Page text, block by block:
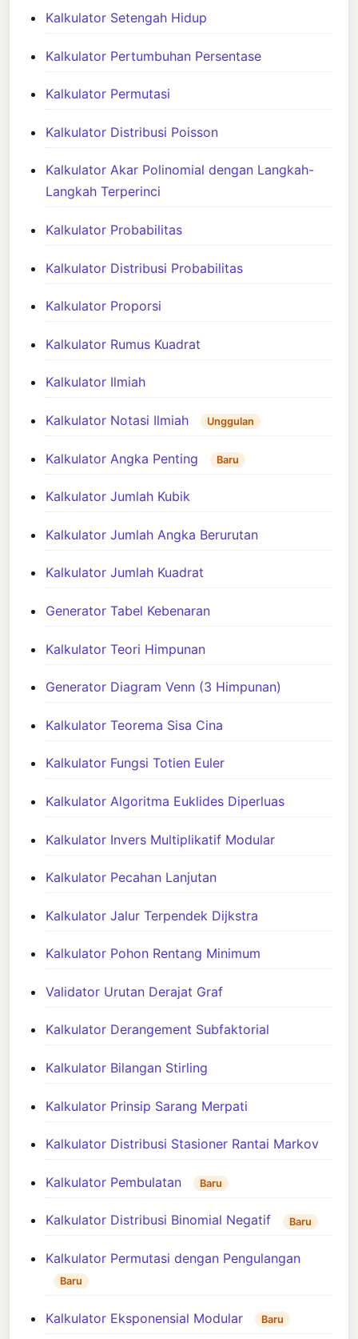
Kalkulator Setengah Hidup
Kalkulator Pertumbuhan Persentase
Kalkulator Permutasi
Kalkulator Distribusi Poisson
Kalkulator Akar Polinomial dengan Langkah-
Langkah Terperinci
Kalkulator Probabilitas
Kalkulator Distribusi Probabilitas
Kalkulator Proporsi
Kalkulator Rumus Kuadrat
Kalkulator Ilmiah
Kalkulator Notasi Ilmiah Unggulan
Kalkulator Angka Penting Baru
Kalkulator Jumlah Kubik
Kalkulator Jumlah Angka Berurutan
Kalkulator Jumlah Kuadrat
Generator Tabel Kebenaran
Kalkulator Teori Himpunan
Generator Diagram Venn (3 Himpunan)
Kalkulator Teorema Sisa Cina
Kalkulator Fungsi Totien Euler
Kalkulator Algoritma Euklides Diperluas
Kalkulator Invers Multiplikatif Modular
Kalkulator Pecahan Lanjutan
Kalkulator Jalur Terpendek Dijkstra
Kalkulator Pohon Rentang Minimum
Validator Urutan Derajat Graf
Kalkulator Derangement Subfaktorial
Kalkulator Bilangan Stirling
Kalkulator Prinsip Sarang Merpati
Kalkulator Distribusi Stasioner Rantai Markov
Kalkulator Pembulatan Baru
Kalkulator Distribusi Binomial Negatif Baru
Kalkulator Permutasi dengan Pengulangan
Baru
Kalkulator Eksponensial Modular Baru